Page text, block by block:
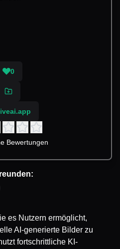
0
Bewertungen
es Nutzern ermöglicht,
AI-generierte Bilder zu
fortschrittliche KI-